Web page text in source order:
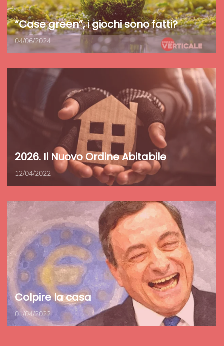
“Case green”, i giochi sono fatti?
04/06/2024
2026. Il Nuovo Ordine Abitabile
12/04/2022
Colpire la casa
01/04/2022